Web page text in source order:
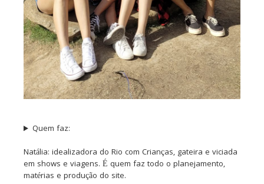
Quem faz:
Natália: idealizadora do Rio com Crianças, gateira e viciada
em shows e viagens. É quem faz todo o planejamento,
matérias e produção do site.